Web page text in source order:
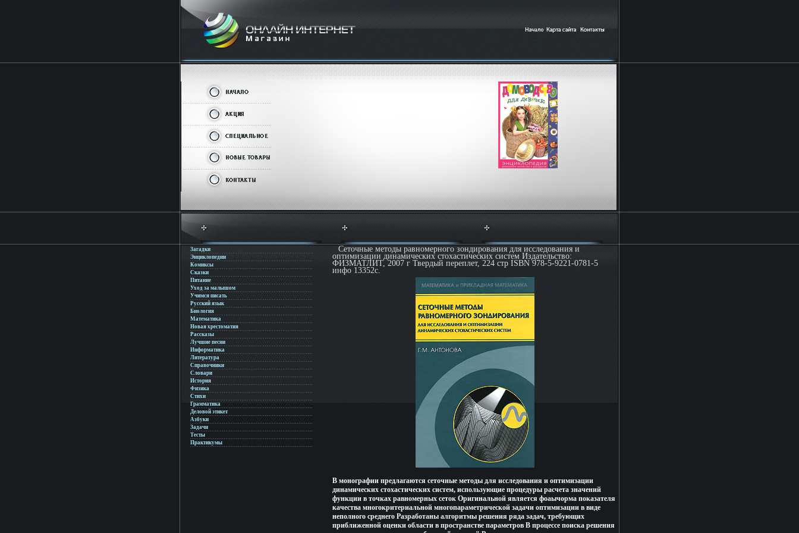
Загадки
Энциклопедии
Комиксы
Сказки
Питание
Уход за малышом
Учимся писать
Русский язык
Биология
Математика
Новая хрестоматия
Рассказы
Лучшие песни
Информатика
Литература
Справочники
Словари
История
Физика
Стихи
Грамматика
Деловой этикет
Азбуки
Задачи
Тесты
Практикумы
Сеточные методы равномерного зондирования для исследования и
оптимизации динамических стохастических систем Издательство:
ФИЗМАТЛИТ, 2007 г Твердый переплет, 224 стр ISBN 978-5-9221-0781-5
инфо 13352c.
В монографии предлагаются сеточные методы для исследования и оптимизации
динамических стохастических систем, использующие процедуры расчета значений
функции в точках равномерных сеток Оригинальной является фоаычорма показателя
качества многокритериальной многопараметрической задачи оптимизации в виде
неполного среднего Разработаны алгоритмы решения ряда задач, требующих
приближенной оценки области в пространстве параметров В процессе поиска решения